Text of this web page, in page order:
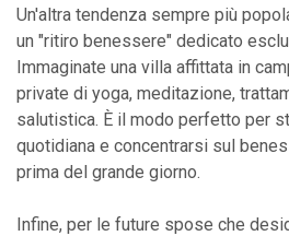
Un'altra tendenza sempre più
un "ritiro benessere" dedicato
Immaginate una villa affittata in
private di yoga, meditazione,
salutistica. È il modo perfetto per
quotidiana e concentrarsi sul
prima del grande giorno.
Infine, per le future spose che